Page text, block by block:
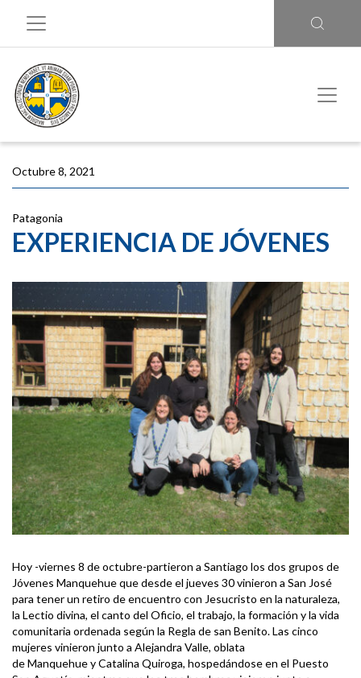
Octubre 8, 2021
Patagonia
EXPERIENCIA DE JÓVENES
Hoy -viernes 8 de octubre-partieron a Santiago los dos grupos de
Jóvenes Manquehue que desde el jueves 30 vinieron a San José
para tener un retiro de encuentro con Jesucristo en la naturaleza,
la Lectio divina, el canto del Oficio, el trabajo, la formación y la vida
comunitaria ordenada según la Regla de san Benito. Las cinco
mujeres vinieron junto a Alejandra Valle, oblata
de Manquehue y Catalina Quiroga, hospedándose en el Puesto